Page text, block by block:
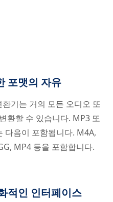
포맷의 자유
기는 거의 모든 오디오 또
환할 수 있습니다. MP3 또
다음이 포함됩니다. M4A,
MP4 등을 포함합니다.
적인 인터페이스